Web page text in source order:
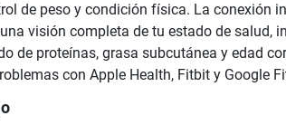
de peso y condición física. La conexión
visión completa de tu estado de salud,
de proteínas, grasa subcutánea y edad
con Apple Health, Fitbit y Google